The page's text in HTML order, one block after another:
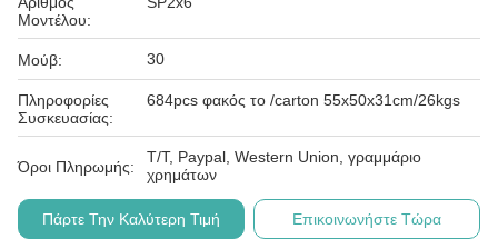
Μοντέλου:
Μούβ: 30
Πληροφορίες
Συσκευασίας:
684pcs φακός το /carton 55x50x31cm/26kgs
Όροι Πληρωμής:
T/T, Paypal, Western Union, γραμμάριο
χρημάτων
Πάρτε Την Καλύτερη Τιμή Επικοινωνήστε Τώρα